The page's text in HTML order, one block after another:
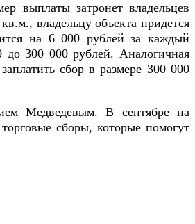
выплаты затронет владельцев
владельцу объекта придется
на 6 000 рублей за каждый
до 300 000 рублей. Аналогичная
сбор в размере 300 000
Медведевым. В сентябре на
сборы, которые помогут